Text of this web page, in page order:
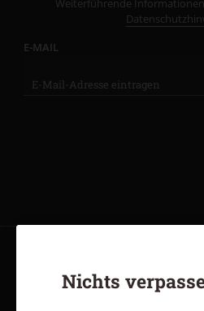
Weiterführende
E-MAIL
Nichts